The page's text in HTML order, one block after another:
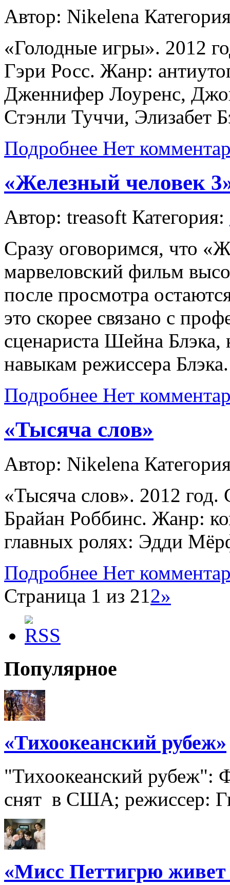
Автор: Nikelena
«Голодные игры». 2012
Гэри Росс. Жанр:
Дженнифер Лоуренс,
Стэнли Туччи, Элизабет
Подробнее Нет
«Железный человек
Автор: treasoft Категория:
Сразу оговоримся, что
марвеловский фильм
после просмотра
это скорее связано с
сценариста Шейна Блэка,
навыкам режиссера
Подробнее Нет
«Тысяча слов»
Автор: Nikelena
«Тысяча слов». 2012
Брайан Роббинс. Жанр:
главных ролях: Эдди
Подробнее Нет
Страница 1 из 212»
Популярное
«Тихоокеанский рубеж»
"Тихоокеанский рубеж":
снят в США; режиссер:
«Мисс Петтигрю